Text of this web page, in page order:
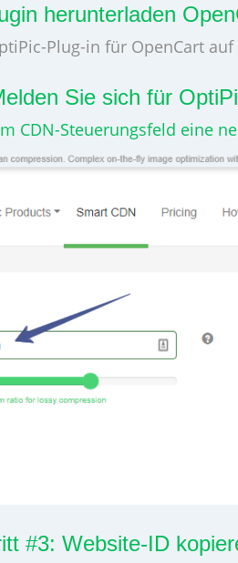
herunterladen
Plug-in für OpenCart auf
Sie sich für
CDN-Steuerungsfeld eine
#3: Website-ID